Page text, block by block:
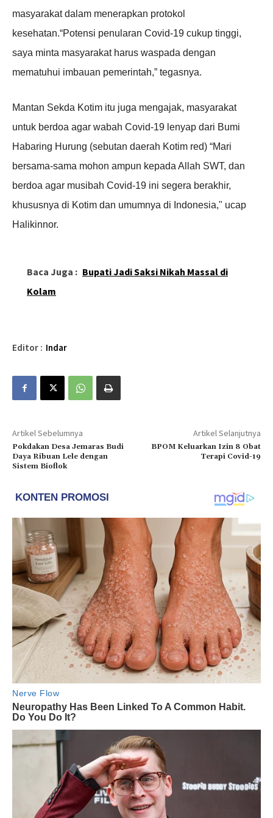
masyarakat dalam menerapkan protokol
kesehatan.“Potensi penularan Covid-19 cukup tinggi,
saya minta masyarakat harus waspada dengan
mematuhui imbauan pemerintah,” tegasnya.
Mantan Sekda Kotim itu juga mengajak, masyarakat
untuk berdoa agar wabah Covid-19 lenyap dari Bumi
Habaring Hurung (sebutan daerah Kotim red) “Mari
bersama-sama mohon ampun kepada Allah SWT, dan
berdoa agar musibah Covid-19 ini segera berakhir,
khususnya di Kotim dan umumnya di Indonesia," ucap
Halikinnor.
Baca Juga : Bupati Jadi Saksi Nikah Massal di
Kolam
Editor : Indar
Artikel Sebelumnya
Pokdakan Desa Jemaras Budi
Daya Ribuan Lele dengan
Sistem Bioflok
Artikel Selanjutnya
BPOM Keluarkan Izin 8 Obat
Terapi Covid-19